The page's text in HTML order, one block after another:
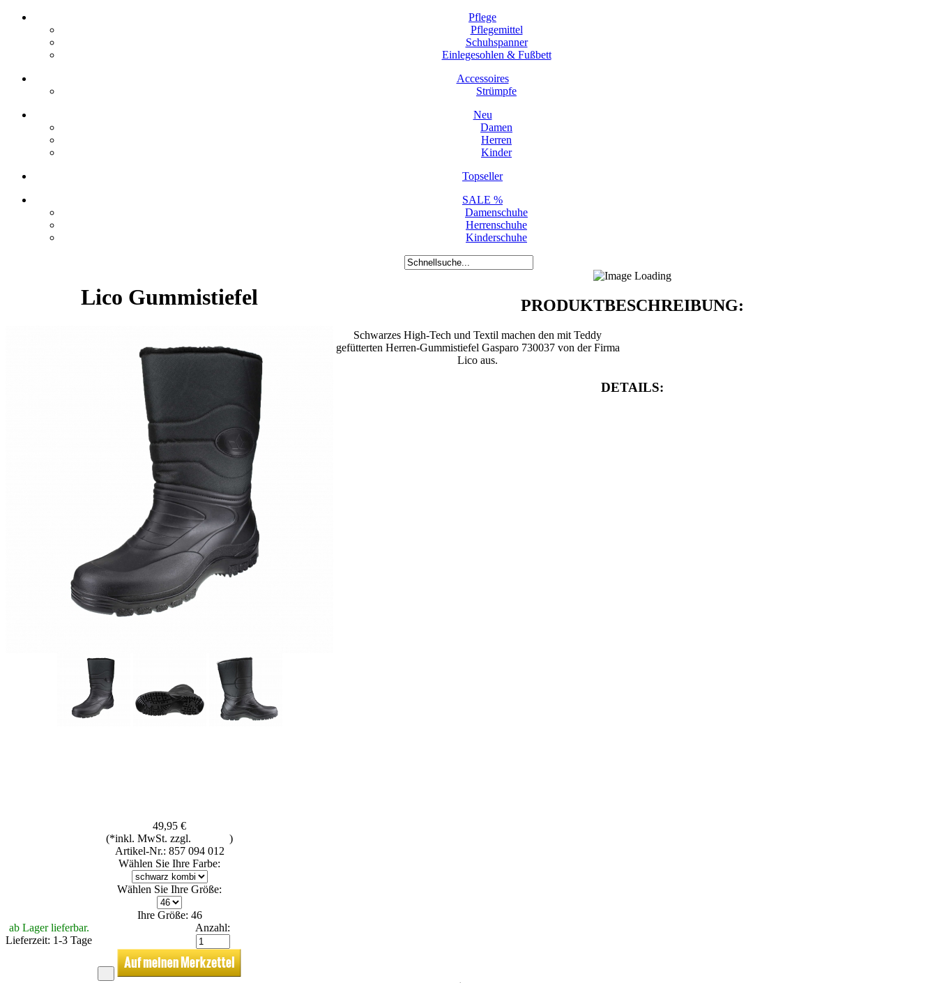
Pflege
Pflegemittel
Schuhspanner
Einlegesohlen & Fußbett
Accessoires
Strümpfe
Neu
Damen
Herren
Kinder
Topseller
SALE %
Damenschuhe
Herrenschuhe
Kinderschuhe
Lico Gummistiefel
49,95 €
(*inkl. MwSt. zzgl.
)
Artikel-Nr.: 857 094 012
Wählen Sie Ihre Farbe:
Wählen Sie Ihre Größe:
Ihre Größe: 46
ab Lager lieferbar.
Lieferzeit: 1-3 Tage
Anzahl:
PRODUKTBESCHREIBUNG:
Schwarzes High-Tech und Textil machen den mit Teddy
gefütterten Herren-Gummistiefel Gasparo 730037 von der Firma
Lico aus.
DETAILS: